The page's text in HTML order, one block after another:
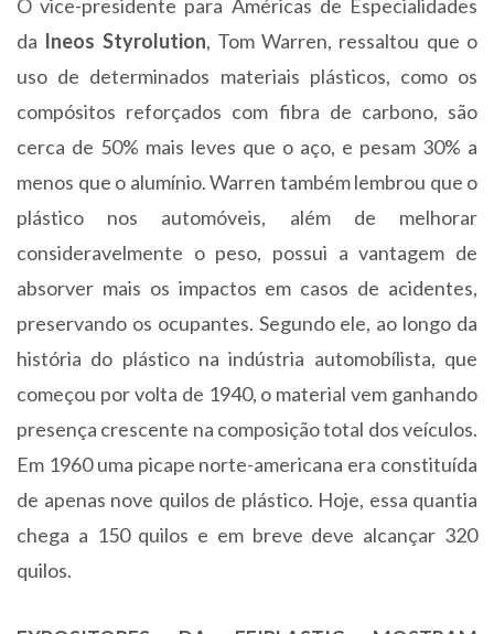
O vice-presidente para Américas de Especialidades
da Ineos Styrolution, Tom Warren, ressaltou que o
uso de determinados materiais plásticos, como os
compósitos reforçados com fibra de carbono, são
cerca de 50% mais leves que o aço, e pesam 30% a
menos que o alumínio. Warren também lembrou que o
plástico nos automóveis, além de melhorar
consideravelmente o peso, possui a vantagem de
absorver mais os impactos em casos de acidentes,
preservando os ocupantes. Segundo ele, ao longo da
história do plástico na indústria automobílista, que
começou por volta de 1940, o material vem ganhando
presença crescente na composição total dos veículos.
Em 1960 uma picape norte-americana era constituída
de apenas nove quilos de plástico. Hoje, essa quantia
chega a 150 quilos e em breve deve alcançar 320
quilos.